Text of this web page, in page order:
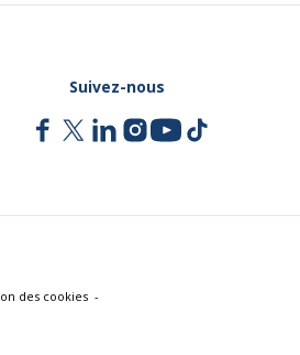
Suivez-nous
des cookies